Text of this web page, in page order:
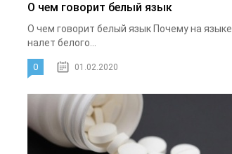
О чем говорит белый язык
О чем говорит белый язык Почему на языке
налет белого...
0 01.02.2020